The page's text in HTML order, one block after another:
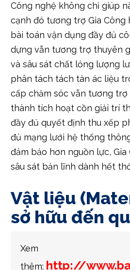
dựng vẫn tương trợ thuyên
và sâu sát chất lỏng lượng
phân tách tách tàn ác liệu
cấp chăm sóc vẫn tương
thành tích hoạt cồn giải trí
đầy đủ quyết định thu xếp
đủ mạng lưới hệ thống
đảm bảo hơn nguồn lực,
sâu sát bản lĩnh dành hết
Vật liệu
sở hữu đến
Xem
thêm:http://
trinh-hap-dan-05-